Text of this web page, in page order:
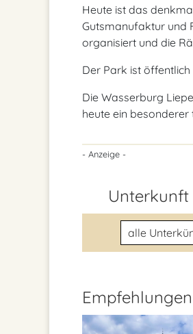
Heute ist das
Gutsmanufaktur und
organisiert und die
Der Park ist
Die Wasserburg
heute ein besonderer
- Anzeige -
Unterkunft
Unterkunftsart
Empfehlungen